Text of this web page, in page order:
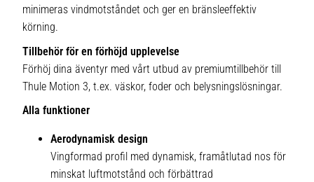
minimeras vindmotståndet och ger en bränsleeffektiv
körning.
Tillbehör för en förhöjd upplevelse
Förhöj dina äventyr med vårt utbud av premiumtillbehör till
Thule Motion 3, t.ex. väskor, foder och belysningslösningar.
Alla funktioner
Aerodynamisk design
Vingformad profil med dynamisk, framåtlutad nos för
minskat luftmotstånd och förbättrad